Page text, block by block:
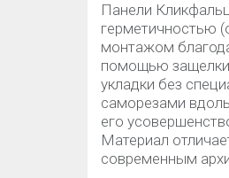
Панели
герметичностью
монтажом
помощью
укладки без
саморезами
его
Материал
современным